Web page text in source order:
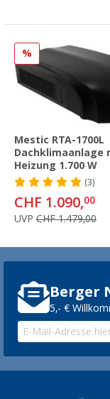
%
Mestic RTA-1700L
Dachklimaanlage
Heizung 1.700 W
(3)
CHF 1.090,00
UVP CHF 1.479,00
Berger
5,- €